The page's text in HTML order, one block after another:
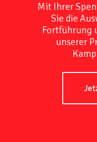
Mit Ihrer
Sie die
Fortführung
unserer